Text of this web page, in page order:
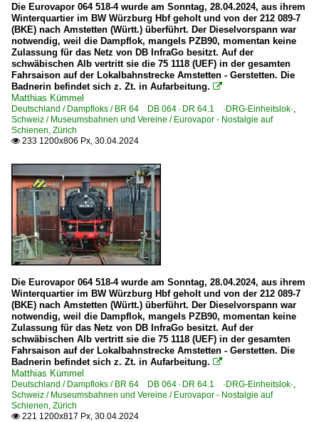
Die Eurovapor 064 518-4 wurde am Sonntag, 28.04.2024, aus ihrem
Winterquartier im BW Würzburg Hbf geholt und von der 212 089-7
(BKE) nach Amstetten (Württ.) überführt. Der Dieselvorspann war
notwendig, weil die Dampflok, mangels PZB90, momentan keine
Zulassung für das Netz von DB InfraGo besitzt. Auf der
schwäbischen Alb vertritt sie die 75 1118 (UEF) in der gesamten
Fahrsaison auf der Lokalbahnstrecke Amstetten - Gerstetten. Die
Badnerin befindet sich z. Zt. in Aufarbeitung. 
Matthias Kümmel
Deutschland / Dampfloks / BR 64 DB 064 · DR 64.1 ·DRG-Einheitslok·,
Schweiz / Museumsbahnen und Vereine / Eurovapor - Nostalgie auf
Schienen, Zürich
 233 1200x806 Px, 30.04.2024
Die Eurovapor 064 518-4 wurde am Sonntag, 28.04.2024, aus ihrem
Winterquartier im BW Würzburg Hbf geholt und von der 212 089-7
(BKE) nach Amstetten (Württ.) überführt. Der Dieselvorspann war
notwendig, weil die Dampflok, mangels PZB90, momentan keine
Zulassung für das Netz von DB InfraGo besitzt. Auf der
schwäbischen Alb vertritt sie die 75 1118 (UEF) in der gesamten
Fahrsaison auf der Lokalbahnstrecke Amstetten - Gerstetten. Die
Badnerin befindet sich z. Zt. in Aufarbeitung. 
Matthias Kümmel
Deutschland / Dampfloks / BR 64 DB 064 · DR 64.1 ·DRG-Einheitslok·,
Schweiz / Museumsbahnen und Vereine / Eurovapor - Nostalgie auf
Schienen, Zürich
 221 1200x817 Px, 30.04.2024